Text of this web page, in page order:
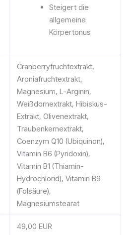
Steigert die
allgemeine
Körpertonus
Cranberryfruchtextrakt,
Aroniafruchtextrakt,
Magnesium, L-Arginin,
Weißdornextrakt, Hibiskus-
Extrakt, Olivenextrakt,
Traubenkernextrakt,
Coenzym Q10 (Ubiquinon),
Vitamin B6 (Pyridoxin),
Vitamin B1 (Thiamin-
Hydrochlorid), Vitamin B9
(Folsäure),
Magnesiumstearat
49,00 EUR